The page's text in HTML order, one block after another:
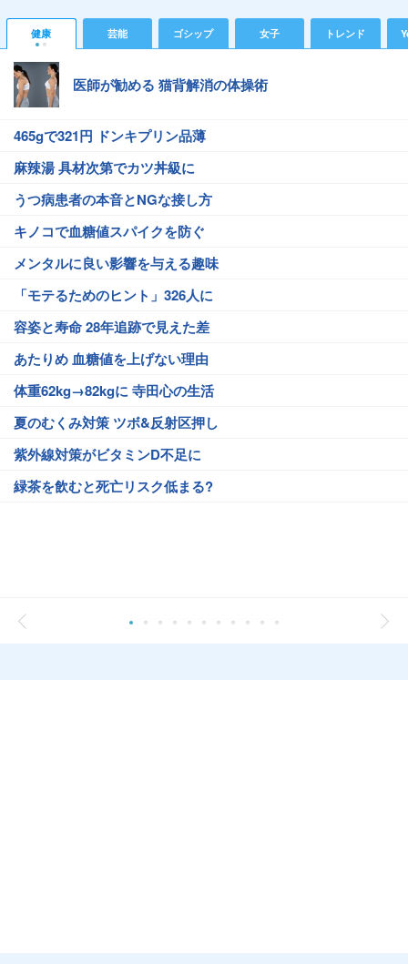
健康 芸能 ゴシップ 女子 トレンド
医師が勧める 猫背解消の体操術
465gで321円 ドンキプリン品薄
麻辣湯 具材次第でカツ丼級に
うつ病患者の本音とNGな接し方
キノコで血糖値スパイクを防ぐ
メンタルに良い影響を与える趣味
「モテるためのヒント」326人に
容姿と寿命 28年追跡で見えた差
あたりめ 血糖値を上げない理由
体重62kg→82kgに 寺田心の生活
夏のむくみ対策 ツボ&反射区押し
紫外線対策がビタミンD不足に
緑茶を飲むと死亡リスク低まる?